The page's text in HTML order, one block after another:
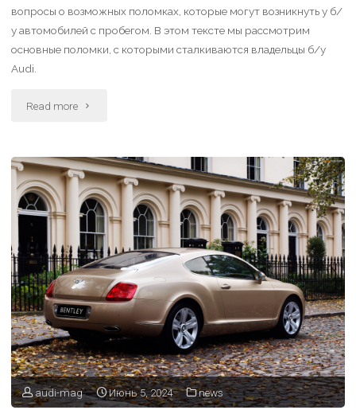
вопросы о возможных поломках, которые могут возникнуть у б/
у автомобилей с пробегом. В этом тексте мы рассмотрим
основные поломки, с которыми сталкиваются владельцы б/у
Audi.
Read more
audi-mag Июнь 5, 2024 news